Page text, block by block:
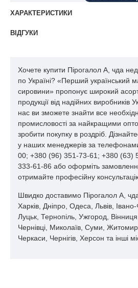
ХАРАКТЕРИСТИКИ
ВІДГУКИ
Хочете купити Пірогалол А, чда
по Україні? «Перший український
сировини» пропонує широкий
продукції від надійних виробників
нас ви зможете знайти все
промисловості за найкращими
зробити покупку в роздріб.
у наших менеджерів за
00; +380 (96) 351-73-61; +380 (63)
333-61-86 або оформіть
отримайте професійну
Швидко доставимо Пірогалол А, чда
Харків, Дніпро, Одеса, Львів, Івано-
Луцьк, Тернопіль, Ужгород,
Чернівці, Миколаїв, Суми,
Черкаси, Чернігів, Херсон та інші